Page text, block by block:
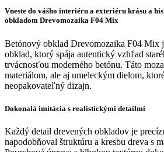
Vneste do vášho interiéru a exteriéru krásu a
obkladom Drevomozaika F04 Mix
Betónový obklad Drevomozaika F04 Mix
obklad, ktorý spája autentický vzhľad
trvácnosťou moderného betónu. Táto
materiálom, ale aj umeleckým dielom,
neopakovateľný dizajn.
Dokonalá imitácia s realistickými detailmi
Každý detail drevených obkladov je
napodobňoval štruktúru a kresbu dreva s